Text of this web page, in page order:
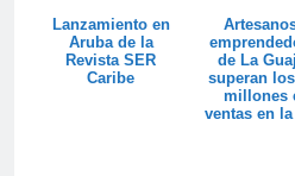
Lanzamiento en
Aruba de la
Revista SER
Caribe
de La
superan
millones
ventas en